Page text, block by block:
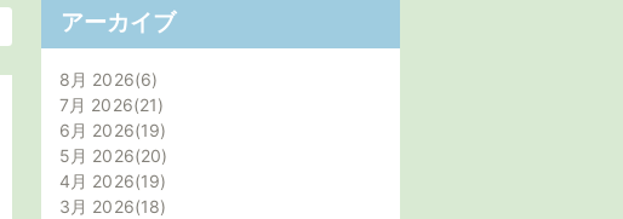
アーカイブ
8月 2026 6
7月 2026 21
6月 2026 19
5月 2026 20
4月 2026 19
3月 2026 18